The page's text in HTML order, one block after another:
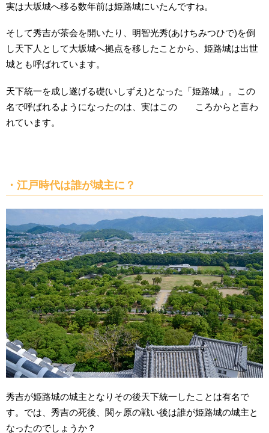
実は大坂城へ移る数年前は姫路城にいたんですね。
そして秀吉が茶会を開いたり、明智光秀(あけちみつひで)を倒
し天下人として大坂城へ拠点を移したことから、姫路城は出世
城とも呼ばれています。
天下統一を成し遂げる礎(いしずえ)となった「姫路城」。この
名で呼ばれるようになったのは、実はこの ころからと言わ
れています。
・江戸時代は誰が城主に？
秀吉が姫路城の城主となりその後天下統一したことは有名で
す。では、秀吉の死後、関ヶ原の戦い後は誰が姫路城の城主と
なったのでしょうか？